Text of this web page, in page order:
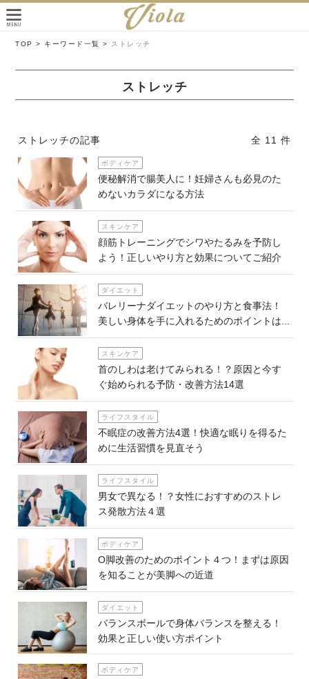
TOP > キーワード一覧 > ストレッチ
ストレッチ
ストレッチの記事 全 11 件
ボディケア
便秘解消で腸美人に！妊婦さんも必見のた
めないカラダになる方法
スキンケア
顔筋トレーニングでシワやたるみを予防し
よう！正しいやり方と効果についてご紹介
ダイエット
バレリーナダイエットのやり方と食事法！
美しい身体を手に入れるためのポイントは...
スキンケア
首のしわは老けてみられる！？原因と今す
ぐ始められる予防・改善方法14選
ライフスタイル
不眠症の改善方法4選！快適な眠りを得るた
めに生活習慣を見直そう
ライフスタイル
男女で異なる！？女性におすすめのストレ
ス発散方法４選
ボディケア
O脚改善のためのポイント４つ！まずは原因
を知ることが美脚への近道
ダイエット
バランスボールで身体バランスを整える！
効果と正しい使い方ポイント
ボディケア